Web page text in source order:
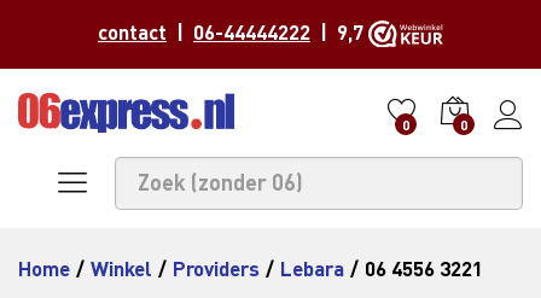
contact 06-44444222 | 9,7
0 0
Home / Winkel / Providers / Lebara / 06 4556 3221